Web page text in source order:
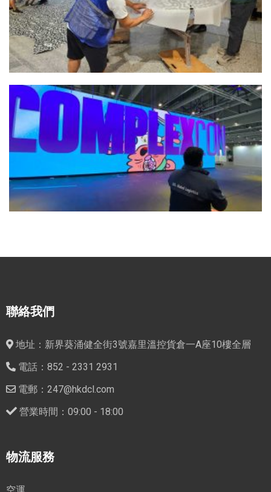
聯絡我們
地址：新界葵涌健全街3號嘉里溫控貨倉一A座10樓全層
電話：852 - 2331 2931
電郵：247@hkdcl.com
營業時間：09:00 - 18:00
物流服務